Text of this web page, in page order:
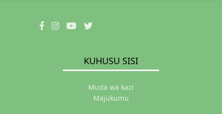
KUHUSU SISI
Muda wa kazi
Majukumu